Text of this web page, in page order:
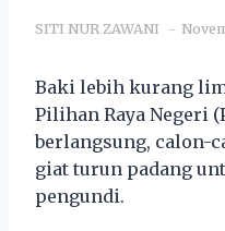
SITI NUR ZAWANI
Baki lebih kurang
Pilihan Raya Negeri
berlangsung, calon-
giat turun padang
pengundi.